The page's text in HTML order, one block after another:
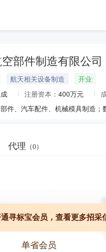
部件制造有限公司
航天相关设备制造
开业
注册资本： 400万元
代理 （0）
寻标宝会员，查看更多招采
单省会员